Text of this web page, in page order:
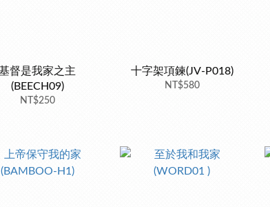
督是我家之主
(BEECH09)
NT$250
十字架項鍊(JV-P018)
NT$580